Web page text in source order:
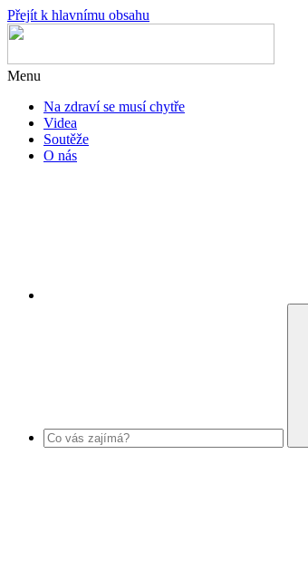
Přejít k hlavnímu obsahu
Menu
Na zdraví se musí chytře
Videa
Soutěže
O nás